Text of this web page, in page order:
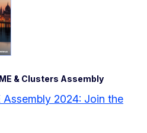
& Clusters Assembly
2024: Join the